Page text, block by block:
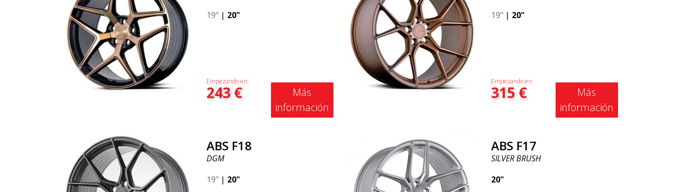
19" | 20"
Empezando en:
243€
Más
información
19" | 20"
Empezando en:
315€
Más
información
ABS F18
DGM
19" | 20"
ABS F17
SILVER BRUSH
20"